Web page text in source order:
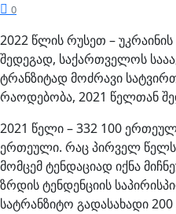
0
2022 წლის რუსეთ –
შედეგად, საქართველოს
ტრანზიტად მოძრავი
რაოდებობა, 2021 წელთან
2021 წელი – 332 100
ერთეული. რაც პირველ
მომცემ ტენდაციად იქნა
ზრდის ტენდენციის
სატრანზიტო გადასახადი